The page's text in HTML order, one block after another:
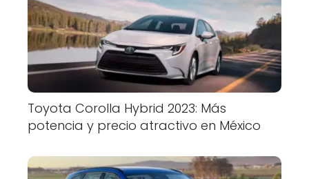
Toyota Corolla Hybrid 2023: Más
potencia y precio atractivo en México